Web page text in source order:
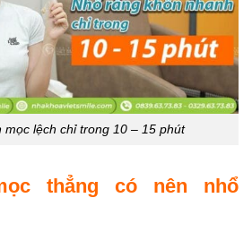
mọc lệch chỉ trong 10 – 15 phút
thẳng có nên nhổ